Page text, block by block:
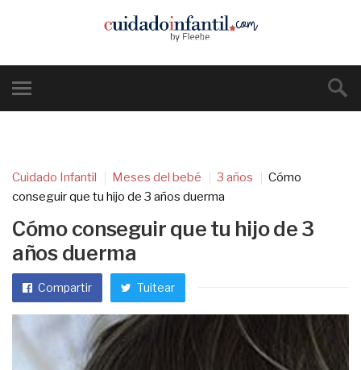
Cuidado Infantil Meses del bebé 3 años
Cómo
conseguir que tu hijo de 3 años duerma
Cómo conseguir que tu hijo de 3
años duerma
Compartir Tuitear